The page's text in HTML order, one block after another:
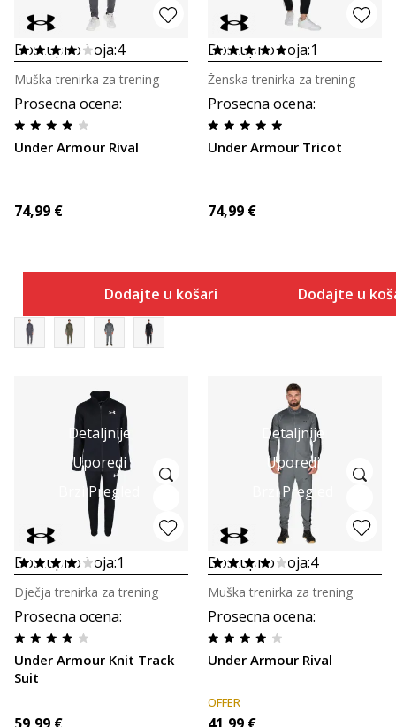
Dostupno boja:4
Prosecna ocena:
Under Armour Rival
Muška trenirka za trening
74,99 €
Dodajte u košaricu
Dostupno boja:1
Prosecna ocena:
Under Armour Tricot
Ženska trenirka za trening
74,99 €
Dodajte u
Detaljnije
Uporedi
Brzi Pregled
Dostupno boja:1
Prosecna ocena:
Under Armour Knit Track
Suit
Dječja trenirka za trening
59,99 €
Detaljnije
Uporedi
Brzi Pregled
Dostupno boja:4
Prosecna ocena:
Under Armour Rival
Muška trenirka za trening
OFFER
41,99 €